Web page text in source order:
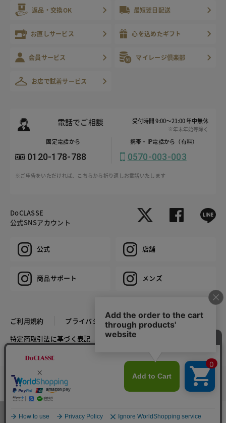
カラー・サイズを選択する
返品・交換OK 最短翌日配送
お直しサービス 心を込めたギフト
会員サービス マイレージ倶楽部
お店で試着サービス
電話でご相談 受付時間 9:00～21:00 年中無休
※年末年始等除く
固定電話から
0120-178-788
携帯・IP電話から（有料）
0570-003-003
※ご申告をいただければ、こちらから折り返しお電話いたします
DoCLASSE
公式SNSアカウント
公式 店舗
商品サポート メンズ
ご利用規約
プライバシーポリシー
特定商取引法に基づく表記
推奨環境
COPYRIGHT © DoCLASSE ALL RIGHTS RESERVED.